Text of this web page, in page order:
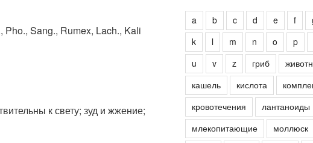
Pho., Sang., Rumex, Lach., Kali
к свету; зуд и жжение;
a b c d e f
k
l m n o p
u
v z гриб
кашель
кислота
кровотечения
лантаноиды
млекопитающие
моллюск